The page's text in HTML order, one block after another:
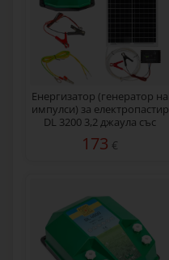
Енергизатор (генератор на
импулси) за електропастир
DL 3200 3,2 джаула със
соларна система 30 W
173 €